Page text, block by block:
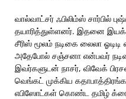
வால்வாட்சர் ஃபிலிம்ஸ் சார்பில்
தயாரித்துள்ளனர். இதனை
சீரிஸ் மூலம் நடிகை லைலா
அதேபோல் சஞ்சனா என்பவர்
இவர்களுடன் நாசர், விவேக்
வெங்கட் முக்கிய
எபிஸோட்கள் கொண்ட தமிழ்